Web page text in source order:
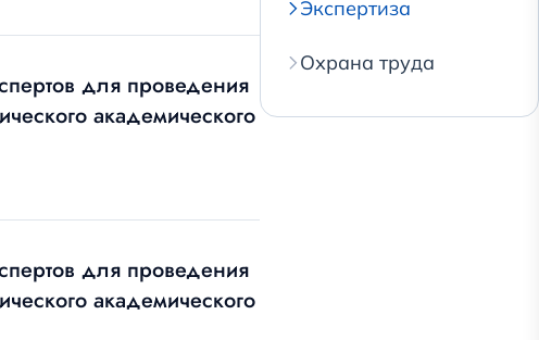
для проведения
академического
для проведения
академического
Экспертиза
Охрана труда